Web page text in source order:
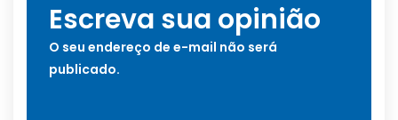
Escreva sua opinião
O seu endereço de e-mail não será
publicado.